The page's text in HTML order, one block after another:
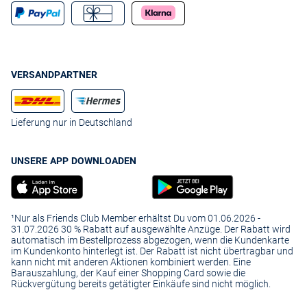
VERSANDPARTNER
Lieferung nur in Deutschland
UNSERE APP DOWNLOADEN
¹Nur als Friends Club Member erhältst Du vom 01.06.2026 -
31.07.2026 30 % Rabatt auf ausgewählte Anzüge. Der Rabatt wird
automatisch im Bestellprozess abgezogen, wenn die Kundenkarte
im Kundenkonto hinterlegt ist. Der Rabatt ist nicht übertragbar und
kann nicht mit anderen Aktionen kombiniert werden. Eine
Barauszahlung, der Kauf einer Shopping Card sowie die
Rückvergütung bereits getätigter Einkäufe sind nicht möglich.